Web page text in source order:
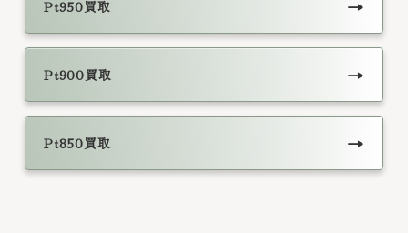
Pt950買取 →
Pt900買取 →
Pt850買取 →